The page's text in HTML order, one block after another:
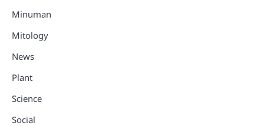
Minuman
Mitology
News
Plant
Science
Social